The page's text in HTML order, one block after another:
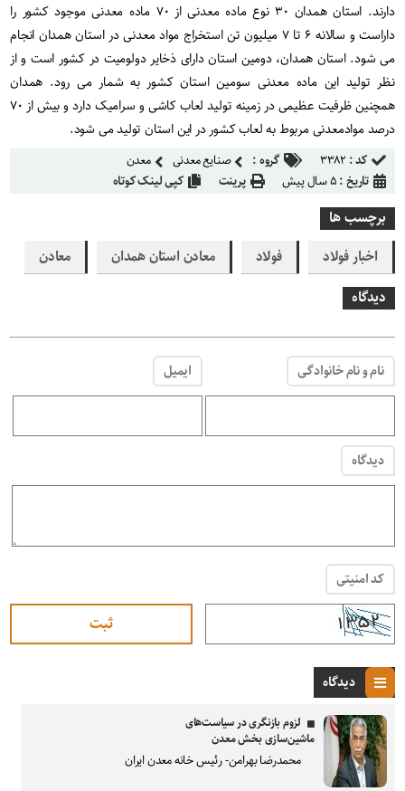
دارند. استان همدان ۳۰ نوع ماده معدنی از ۷۰ ماده معدنی موجود کشور را
داراست و سالانه ۶ تا ۷ میلیون تن استخراج مواد معدنی در استان همدان انجام
می شود. استان همدان، دومین استان دارای ذخایر دولومیت در کشور است و از
نظر تولید این ماده معدنی سومین استان کشور به شمار می رود. همدان
همچنین ظرفیت عظیمی در زمینه تولید لعاب کاشی و سرامیک دارد و بیش از ۷۰
درصد موادمعدنی مربوط به لعاب کشور در این استان تولید می شود.
کد : ۳۳۸۲ گروه : صنایع معدنی
معدن
تاریخ :۵ سال پیش پرینت کپی لینک کوتاه
برچسب ها
اخبار فولاد
فولاد معادن استان همدان
معادن
دیدگاه
نام و نام خانوادگی ایمیل
دیدگاه
کد امنیتی
دیدگاه
لزوم بازنگری در سیاست‌های
ماشین‌سازی بخش معدن
محمدرضا بهرامن- رئیس خانه معدن ایران